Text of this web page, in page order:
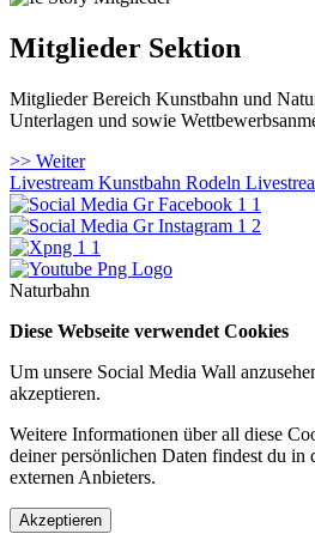
Mitglieder Sektion
Mitglieder Bereich Kunstbahn und
Unterlagen und sowie
>> Weiter
Livestream Kunstbahn Rodeln
Naturbahn
Diese Webseite verwendet Cookies
Um unsere Social Media Wall
akzeptieren.
Weitere Informationen über all diese
deiner persönlichen Daten findest du in
externen Anbieters.
Akzeptieren